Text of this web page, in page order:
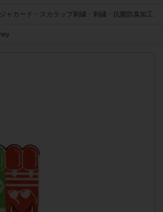
ャカード・スカラップ刺繍・刺繍・抗菌防臭加工